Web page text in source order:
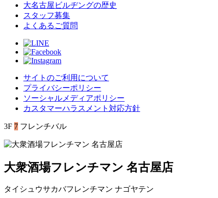
大名古屋ビルヂングの歴史
スタッフ募集
よくあるご質問
サイトのご利用について
プライバシーポリシー
ソーシャルメディアポリシー
カスタマーハラスメント対応方針
3F 7 フレンチバル
大衆酒場フレンチマン 名古屋店
タイシュウサカバフレンチマン ナゴヤテン